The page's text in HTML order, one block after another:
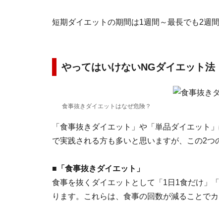
短期ダイエットの期間は1週間～最長でも2週
やってはいけないNGダイエット法
食事抜きダイエットはなぜ危険？
「食事抜きダイエット」や「単品ダイエット
で実践される方も多いと思いますが、この2つ
■「食事抜きダイエット」
食事を抜くダイエットとして「1日1食だけ」
ります。これらは、食事の回数が減ることで